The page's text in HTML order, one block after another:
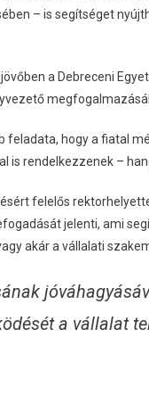
– is segítséget
a Debreceni
hogy a fiatal
rendelkezzenek –
felelős
jelenti, ami
akár a vállalati
a vállalat